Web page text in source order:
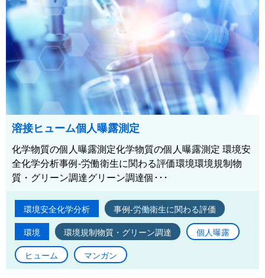
溶接ヒューム個人曝露測定
化学物質の個人曝露測定化学物質の個人曝露測定 環境安
全化学分析事例-労働衛生に関わる評価環境環境規制物
質・グリーン調達グリーン調達個･･･
環境安全化学分析 事例-労働衛生に関わる評価
環境 環境規制物質・グリーン調達 個人曝露
ヒューム マンガン